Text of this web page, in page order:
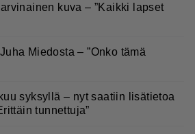
kuva – ”Kaikki lapset
Miedosta – ”Onko tämä
syksyllä – nyt saatiin lisätietoa
tunnettuja”